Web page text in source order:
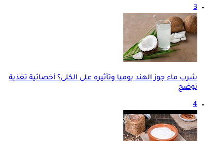
3
شرب ماء جوز الهند يوميا وتأثيره على الكلى؟ أخصائية تغذية
توضح
4